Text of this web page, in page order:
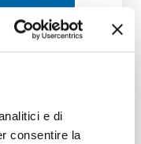
e di
consentire la
file